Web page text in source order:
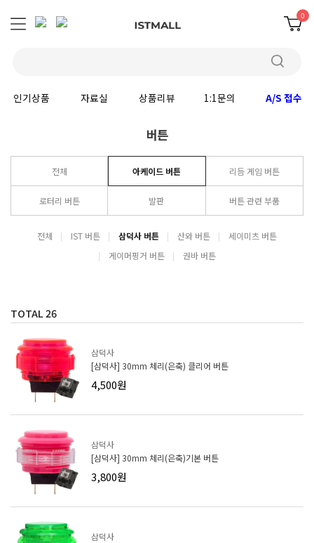
0
인기상품 자료실 상품리뷰 1:1문의 A/S 접수
버튼
전체 아케이드 버튼 리듬 게임 버튼
로터리 버튼 발판 버튼 관련 부품
전체 IST 버튼 삼덕사 버튼 산와 버튼
세이미츠 버튼
게이머핑거 버튼
권바 버튼
TOTAL26
삼덕사
[삼덕사] 30mm 체리(은축) 클리어 버튼
4,500원
삼덕사
[삼덕사] 30mm 체리(은축)기본 버튼
3,800원
삼덕사